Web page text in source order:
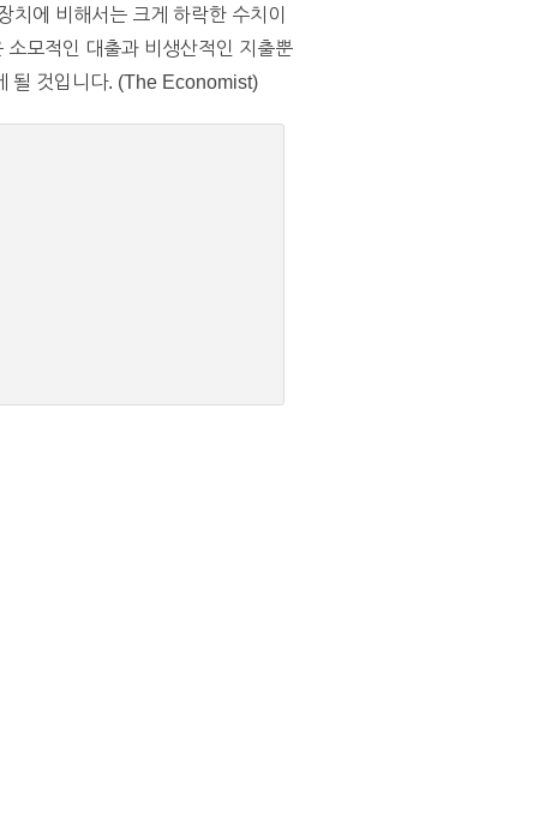
에 비해서는 크게 하락한 수치이
모적인 대출과 비생산적인 지출뿐
될 것입니다. (The Economist)